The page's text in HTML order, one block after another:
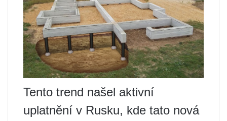
Tento trend našel aktivní
uplatnění v Rusku, kde tato nová